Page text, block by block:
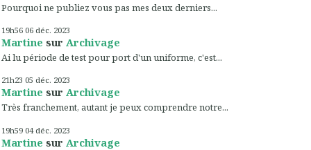
Pourquoi ne publiez vous pas mes deux derniers...
19h56 06 déc. 2023
Martine sur Archivage
Ai lu période de test pour port d'un uniforme, c'est...
21h23 05 déc. 2023
Martine sur Archivage
Très franchement, autant je peux comprendre notre...
19h59 04 déc. 2023
Martine sur Archivage